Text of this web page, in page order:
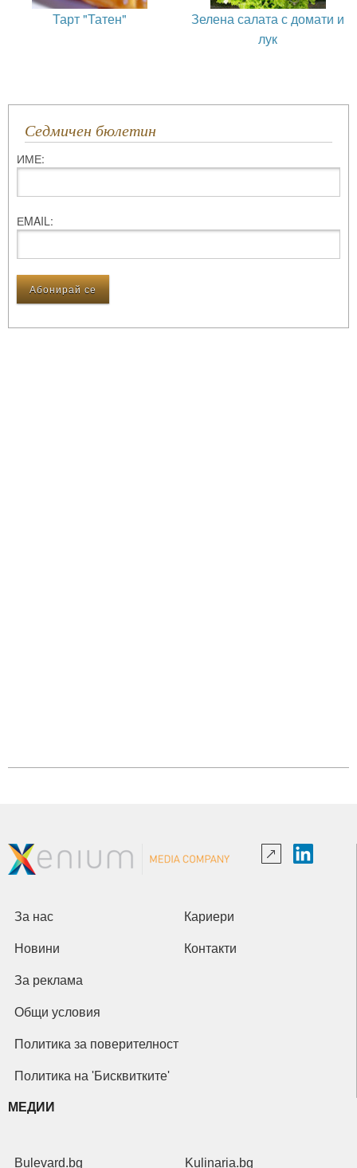
Тарт "Татен"
Зелена салата с домати и
лук
Седмичен бюлетин
ИМЕ:
ЕMAIL:
За нас Кариери
Новини Контакти
За реклама
Общи условия
Политика за поверителност
Политика на 'Бисквитките'
МЕДИИ
Bulevard.bg Kulinaria.bg